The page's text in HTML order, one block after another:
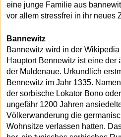
eine junge Familie aus
vor allem stressfrei in ihr neues
Bannewitz
Bannewitz wird in der
Hauptort Bennewitz ist eine der
der Muldenaue. Urkundlich
Bennewitz im Jahr 1335.
der sorbische Lokator Bono
ungefähr 1200 Jahren
Völkerwanderung die
Wohnsitze verlassen hatten.